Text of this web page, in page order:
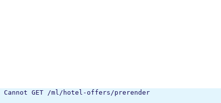
Cannot GET /ml/hotel-offers/prerender